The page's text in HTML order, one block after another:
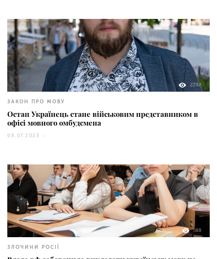
2292
ЗАКОН ПРО МОВУ
Остап Українець стане військовим представником в
офісі мовного омбудсмена
08.07.2025 -
588
ЗЛОЧИНИ РОСІЇ